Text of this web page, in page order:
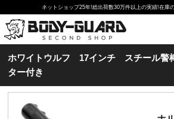
ネットショップ25年!総出荷数30万件以上の実績!在庫
ホワイトウルフ 17インチ スチール
ター付き